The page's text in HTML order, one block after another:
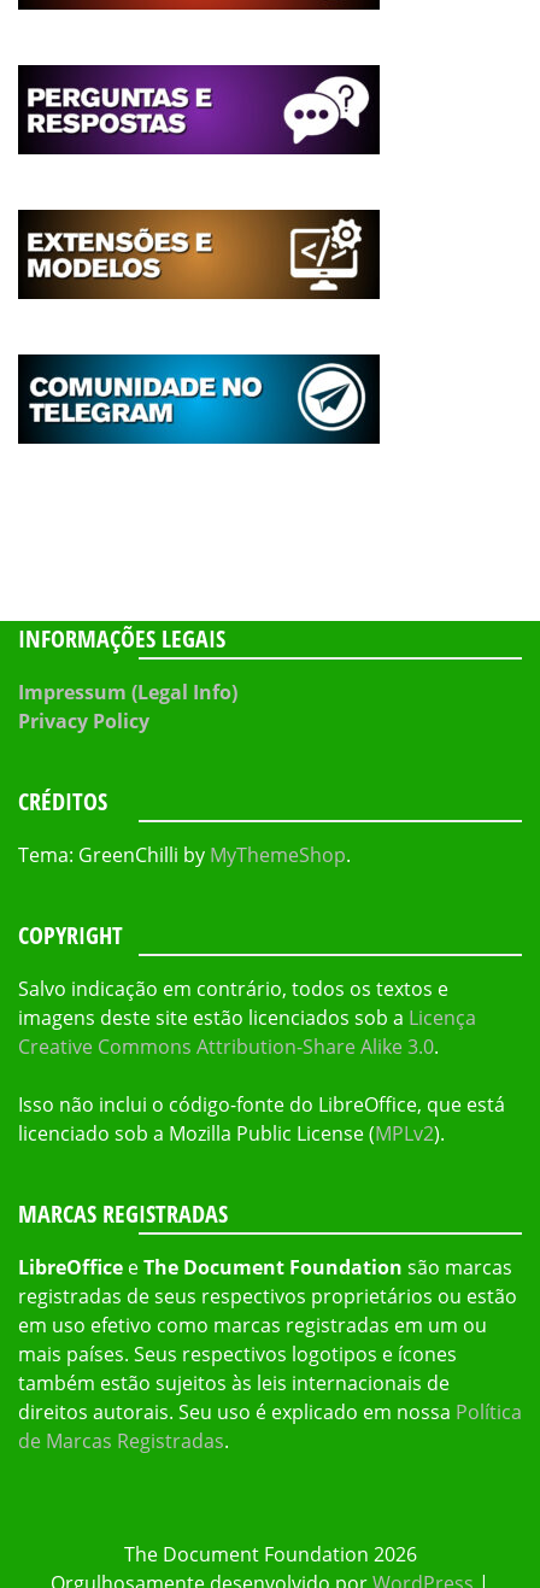
INFORMAÇÕES LEGAIS
Impressum (Legal Info)
Privacy Policy
CRÉDITOS
Tema: GreenChilli by MyThemeShop.
COPYRIGHT
Salvo indicação em contrário, todos os textos e
imagens deste site estão licenciados sob a Licença
Creative Commons Attribution-Share Alike 3.0.
Isso não inclui o código-fonte do LibreOffice, que está
licenciado sob a Mozilla Public License (MPLv2).
MARCAS REGISTRADAS
LibreOffice eThe Document Foundation são marcas
registradas de seus respectivos proprietários ou estão
em uso efetivo como marcas registradas em um ou
mais países. Seus respectivos logotipos e ícones
também estão sujeitos às leis internacionais de
direitos autorais. Seu uso é explicado em nossa Política
de Marcas Registradas.
The Document Foundation 2026